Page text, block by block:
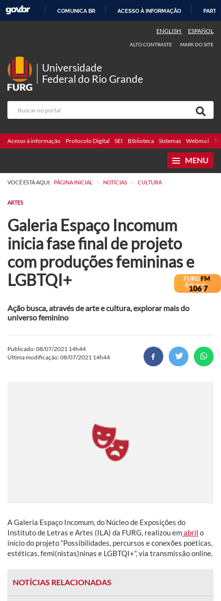
COMUNICA BR ACESSO À INFORMAÇÃO
ENGLISH ESPAÑOL
ALTO CONTRASTE MAPA DO SITE
Universidade
Federal do Rio Grande
Acesso à informação Protocolo Digital SEI Biblioteca Sistemas Webmail
MENU
VOCÊ ESTÁ AQUI: PÁGINA INICIAL > NOTÍCIAS > CULTURA
ARTES
Galeria Espaço Incomum
inicia fase final de projeto
com produções femininas e
LGBTQI+
Ação busca, através de arte e cultura, explorar mais do
universo feminino
Publicado: 08/07/2021 14h44
Última modificação: 08/07/2021 14h44
A Galeria Espaço Incomum, do Núcleo de Exposições do
Instituto de Letras e Artes (ILA) da FURG, realizou emabril o
início do projeto “Possibilidades, percursos e conexões poéticas,
estéticas, femi(nistas)ninas e LGBTQI+”, via transmissão online.
NOTÍCIAS RELACIONADAS